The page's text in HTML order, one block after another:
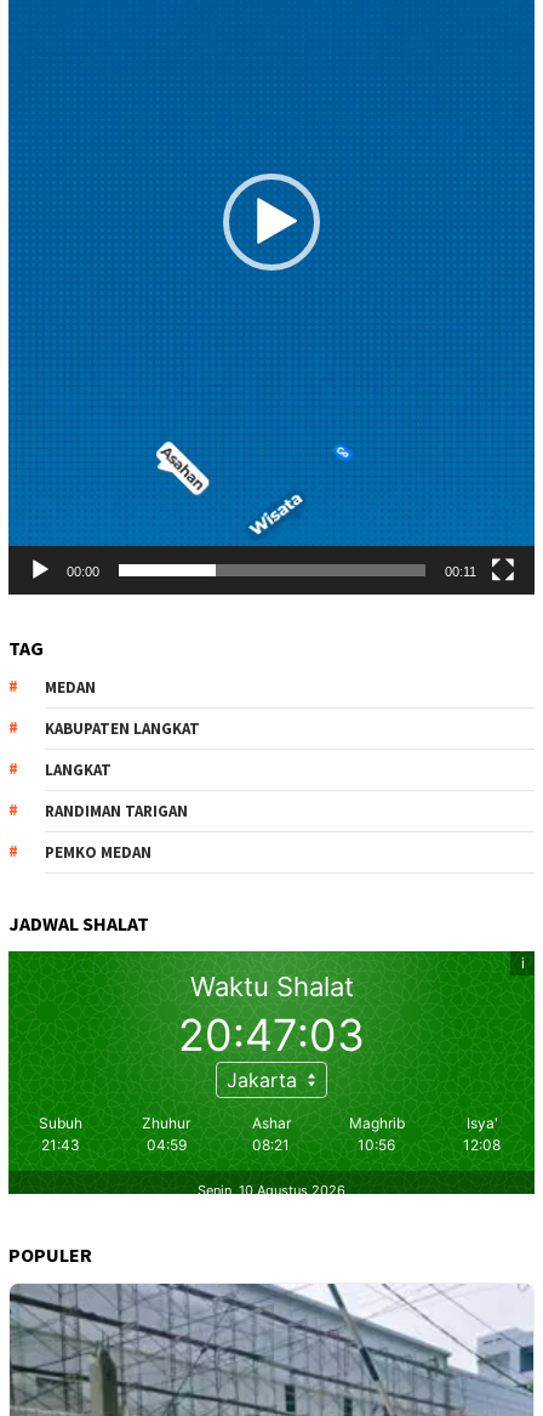
00:00 00:11
TAG
MEDAN
KABUPATEN LANGKAT
LANGKAT
RANDIMAN TARIGAN
PEMKO MEDAN
JADWAL SHALAT
POPULER